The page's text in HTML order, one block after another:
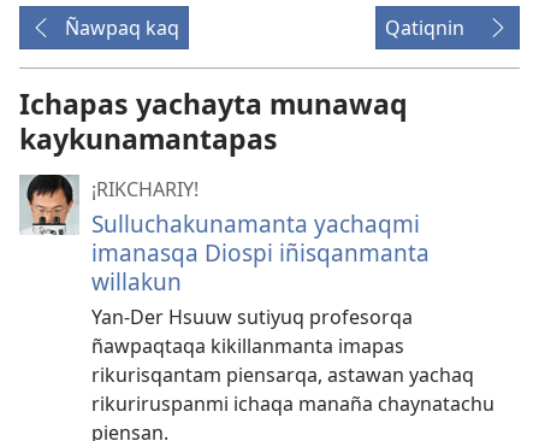
Ñawpaq kaq Qatiqnin
Ichapas yachayta munawaq
kaykunamantapas
¡RIKCHARIY!
Sulluchakunamanta yachaqmi
imanasqa Diospi iñisqanmanta
willakun
Yan-Der Hsuuw sutiyuq profesorqa
ñawpaqtaqa kikillanmanta imapas
rikurisqantam piensarqa, astawan yachaq
rikuriruspanmi ichaqa manaña chaynatachu
piensan.